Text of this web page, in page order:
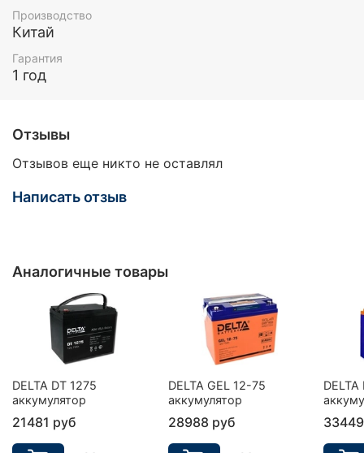
Производство
Китай
Гарантия
1 год
Отзывы
Отзывов еще никто не оставлял
Написать отзыв
Аналогичные товары
DELTA DT 1275
аккумулятор
21481 руб
DELTA GEL 12-75
аккумулятор
28988 руб